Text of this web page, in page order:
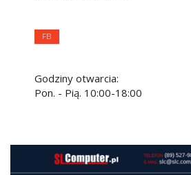
FB
Godziny otwarcia:
Pon. - Pią. 10:00-18:00